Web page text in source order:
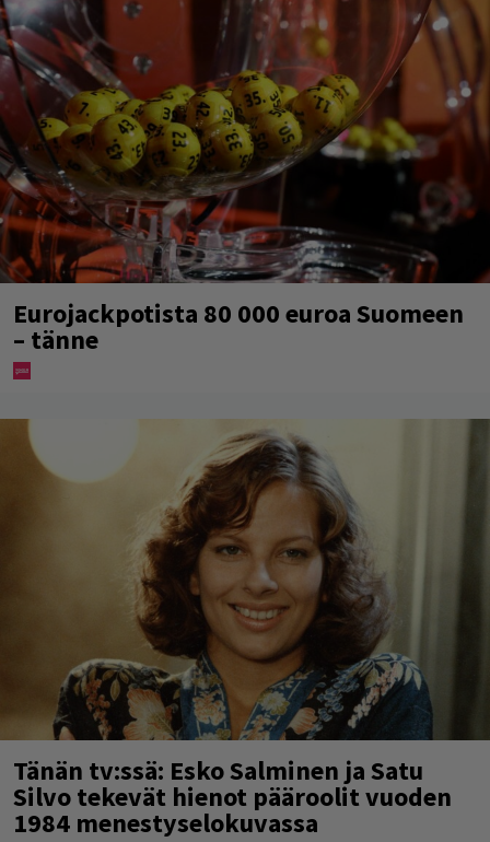
Eurojackpotista 80 000 euroa Suomeen
– tänne
Tänän tv:ssä: Esko Salminen ja Satu
Silvo tekevät hienot pääroolit vuoden
1984 menestyselokuvassa